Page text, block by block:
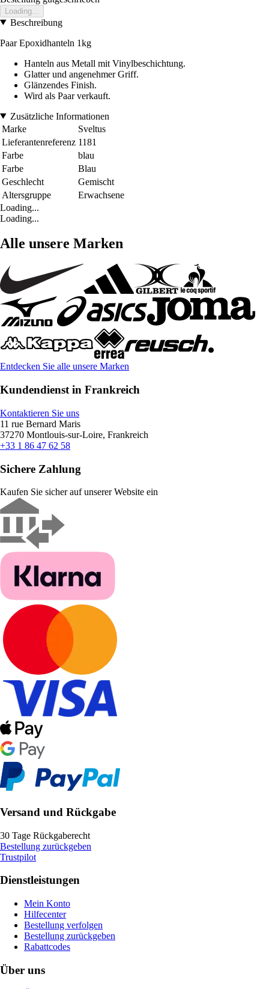
Loading...
Beschreibung
Paar Epoxidhanteln 1kg
Hanteln aus Metall mit Vinylbeschichtung.
Glatter und angenehmer Griff.
Glänzendes Finish.
Wird als Paar verkauft.
Zusätzliche Informationen
Marke
Sveltus
Lieferantenreferenz 1181
Farbe
blau
Farbe
Blau
Geschlecht
Gemischt
Altersgruppe
Erwachsene
Loading...
Loading...
Alle unsere Marken
Entdecken Sie alle unsere Marken
Kundendienst in Frankreich
Kontaktieren Sie uns
11 rue Bernard Maris
37270 Montlouis-sur-Loire, Frankreich
+33 1 86 47 62 58
Sichere Zahlung
Kaufen Sie sicher auf unserer Website ein
Versand und Rückgabe
30 Tage Rückgaberecht
Bestellung zurückgeben
Trustpilot
Dienstleistungen
Mein Konto
Hilfecenter
Bestellung verfolgen
Bestellung zurückgeben
Rabattcodes
Über uns